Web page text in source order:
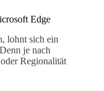
Edge
lohnt sich ein
je nach
Regionalität